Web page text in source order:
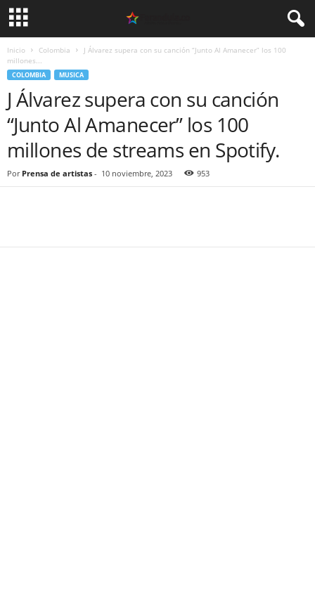
Inicio Colombia
J Álvarez supera con su canción “Junto Al Amanecer” los 100
millones...
COLOMBIA MUSICA
J Álvarez supera con su canción
“Junto Al Amanecer” los 100
millones de streams en Spotify.
Por Prensa de artistas - 10 noviembre, 2023 953